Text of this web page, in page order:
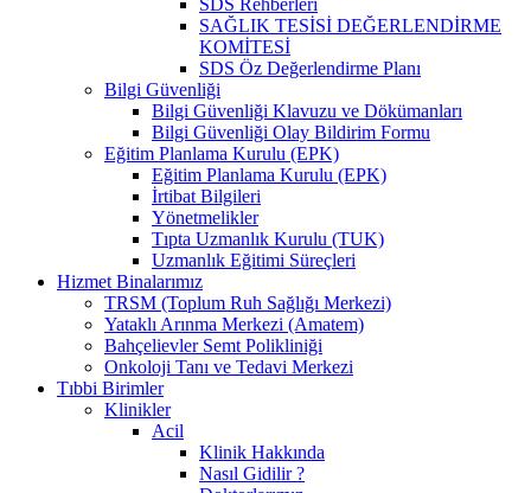
SAĞLIK TESİSİ DEĞERLENDİRME
KOMİTESİ
SDS Öz Değerlendirme Planı
Bilgi Güvenliği
Bilgi Güvenliği Klavuzu ve Dökümanları
Bilgi Güvenliği Olay Bildirim Formu
Eğitim Planlama Kurulu (EPK)
Eğitim Planlama Kurulu (EPK)
İrtibat Bilgileri
Yönetmelikler
Tıpta Uzmanlık Kurulu (TUK)
Uzmanlık Eğitimi Süreçleri
Hizmet Binalarımız
TRSM (Toplum Ruh Sağlığı Merkezi)
Yataklı Arınma Merkezi (Amatem)
Bahçelievler Semt Polikliniği
Onkoloji Tanı ve Tedavi Merkezi
Tıbbi Birimler
Klinikler
Acil
Klinik Hakkında
Nasıl Gidilir ?